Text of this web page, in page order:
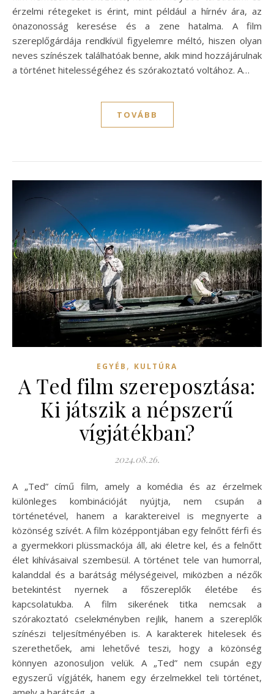
érzelmi rétegeket is érint, mint például a hírnév ára, az
önazonosság keresése és a zene hatalma. A film
szereplőgárdája rendkívül figyelemre méltó, hiszen olyan
neves színészek találhatóak benne, akik mind hozzájárulnak
a történet hitelességéhez és szórakoztató voltához. A…
TOVÁBB
EGYÉB , KULTÚRA
A Ted film szereposztása:
Ki játszik a népszerű
vígjátékban?
2024.08.26.
A „Ted” című film, amely a komédia és az érzelmek
különleges kombinációját nyújtja, nem csupán a
történetével, hanem a karaktereivel is megnyerte a
közönség szívét. A film középpontjában egy felnőtt férfi és
a gyermekkori plüssmackója áll, aki életre kel, és a felnőtt
élet kihívásaival szembesül. A történet tele van humorral,
kalanddal és a barátság mélységeivel, miközben a nézők
betekintést nyernek a főszereplők életébe és
kapcsolatukba. A film sikerének titka nemcsak a
szórakoztató cselekményben rejlik, hanem a szereplők
színészi teljesítményében is. A karakterek hitelesek és
szerethetőek, ami lehetővé teszi, hogy a közönség
könnyen azonosuljon velük. A „Ted” nem csupán egy
egyszerű vígjáték, hanem egy érzelmekkel teli történet,